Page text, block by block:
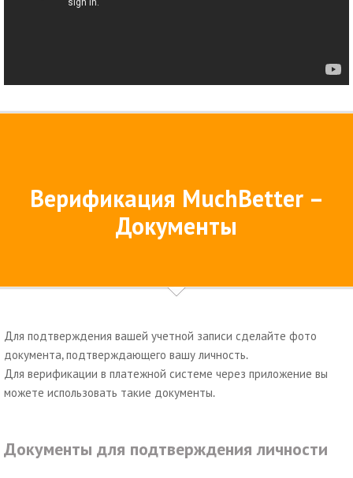
Верификация MuchBetter –
Документы
Для подтверждения вашей учетной записи сделайте фото
документа, подтверждающего вашу личность.
Для верификации в платежной системе через приложение вы
можете использовать такие документы.
Документы для подтверждения личности